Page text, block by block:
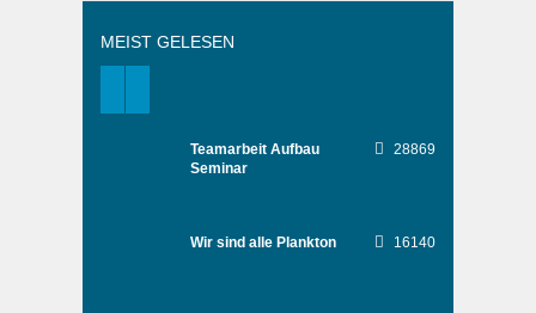
MEIST GELESEN
Teamarbeit Aufbau
Seminar
28869
Wir sind alle Plankton 16140